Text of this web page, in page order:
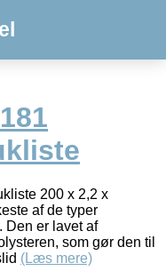
200 x 2,2 x
af de typer
Den er lavet af
som gør den til
(Læs mere)